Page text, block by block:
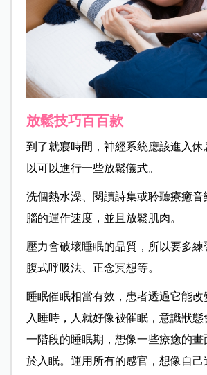
放鬆技巧百百款
到了就寢時間，神經系統應該進入
以可以進行一些放鬆儀式。
洗個熱水澡、閱讀詩集或聆聽療癒音
腦的運作速度，並且放鬆肌肉。
壓力會破壞睡眠的品質，所以要多
腹式呼吸法、正念冥想等。
睡眠催眠相當有效，患者透過它能改
入睡時，人就好像被催眠，意識狀
一階段的睡眠期，想像一些療癒的畫
於入眠。運用所有的感官，想像自己